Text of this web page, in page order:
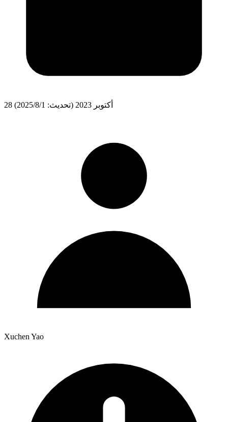
28 أكتوبر 2023 (تحديث: 1‏/8‏/2025)
Xuchen Yao